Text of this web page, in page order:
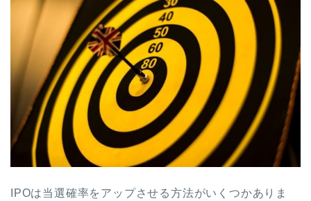
IPOは当選確率をアップさせる方法がいくつかありま